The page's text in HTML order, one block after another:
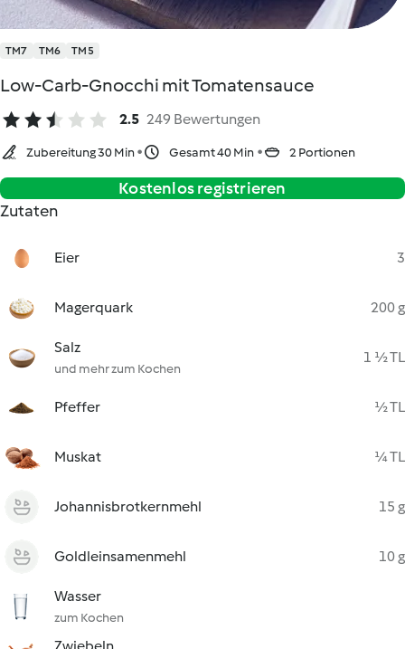
TM7 TM6 TM5
Low-Carb-Gnocchi mit Tomatensauce
2.5 249 Bewertungen
Zubereitung 30 Min Gesamt 40 Min 2 Portionen
Kostenlos registrieren
Zutaten
Eier 3
Magerquark 200 g
Salz
und mehr zum Kochen
1 ½ TL
Pfeffer ½ TL
Muskat ¼ TL
Johannisbrotkernmehl 15 g
Goldleinsamenmehl 10 g
Wasser
zum Kochen